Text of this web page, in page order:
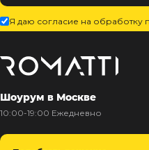
Я даю согласие на обработку
Шоурум в Москве
10:00-19:00 Ежедневно